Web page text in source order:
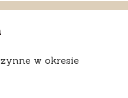
w okresie